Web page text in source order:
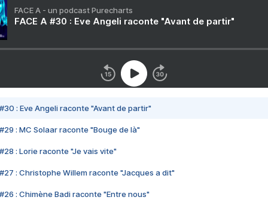
FACE A - un podcast Purecharts
FACE A #30 : Eve Angeli raconte "Avant de partir"
#30 : Eve Angeli raconte "Avant de partir"
#29 : MC Solaar raconte "Bouge de là"
#28 : Lorie raconte "Je vais vite"
#27 : Christophe Willem raconte "Jacques a dit"
#26 : Chimène Badi raconte "Entre nous"